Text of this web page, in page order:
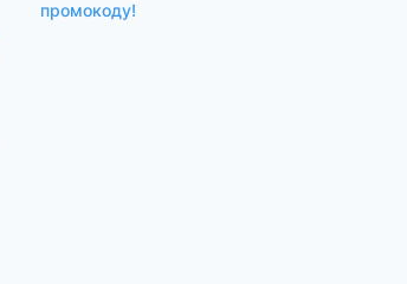
промокоду!